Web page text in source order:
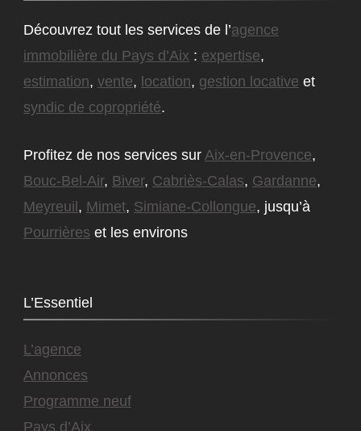
Découvrez tout les services de l’agence
immobilière du Pays d’Aix : expertise,
estimation, vente, location, gestion locative et
syndic de copropriété.
Profitez de nos services sur Aix-en-Provence,
Bouc-Bel-Air, Biver, Cabriès-Calas, Gardanne,
Meyreuil , Mimet, Simiane-Collongue, jusqu’à
Pourrières et les environs
L’Essentiel
L’agence
Annonces
Programme neuf
Pays d’Aix